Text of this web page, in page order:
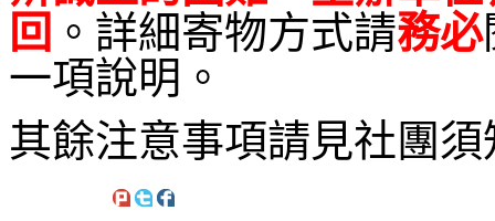
回 。詳細寄物方式請務必
一項說明。
其餘注意事項請見社團